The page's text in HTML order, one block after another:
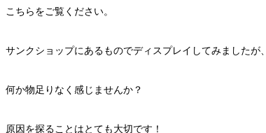
こちらをご覧ください。
サンクショップにあるものでディスプレイしてみましたが、
何か物足りなく感じませんか？
原因を探ることはとても大切です！